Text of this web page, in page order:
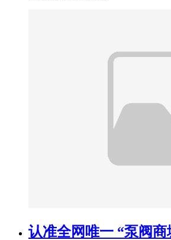
认准全网唯一 “泵阀